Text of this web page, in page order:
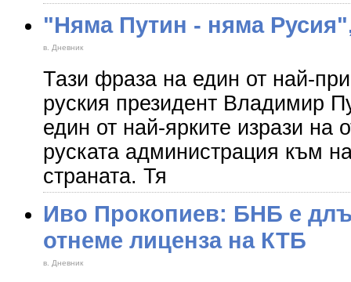
"Няма Путин - няма
в. Дневник
Тази фраза на един от най-
руския президент Владимир
един от най-ярките изрази на
руската администрация към
страната. Тя
Иво Прокопиев: БНБ е
отнеме лиценза на КТБ
в. Дневник